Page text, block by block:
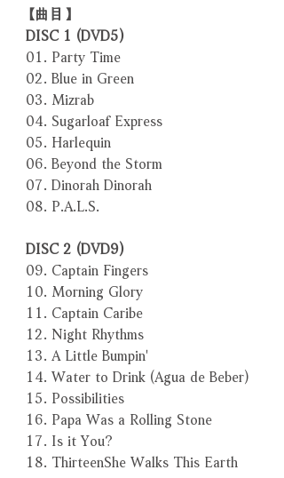
【曲目】
DISC 1 (DVD5)
01. Party Time
02. Blue in Green
03. Mizrab
04. Sugarloaf Express
05. Harlequin
06. Beyond the Storm
07. Dinorah Dinorah
08. P.A.L.S.
DISC 2 (DVD9)
09. Captain Fingers
10. Morning Glory
11. Captain Caribe
12. Night Rhythms
13. A Little Bumpin'
14. Water to Drink (Agua de Beber)
15. Possibilities
16. Papa Was a Rolling Stone
17. Is it You?
18. ThirteenShe Walks This Earth